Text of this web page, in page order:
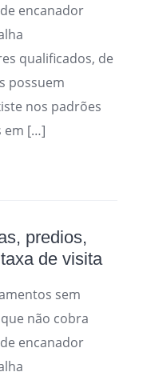
encanador
qualificados, de
possuem
nos padrões
em […]
predios,
de visita
sem
não cobra
encanador